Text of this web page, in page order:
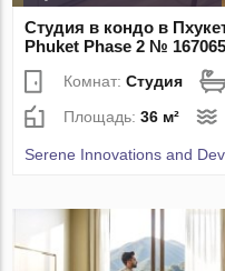
Студия в кондо в
Phuket Phase 2 № 167065
Комнат:Студия
Площадь:36 м²
Serene Innovations and